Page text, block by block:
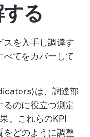
る
スを入手し調達す
べてをカバーして
は、調達部
るのに役立つ測定
。これらのKPI
をどのように調整